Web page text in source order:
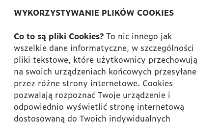
WYKORZYSTYWANIE PLIKÓW COOKIES
Co to są pliki Cookies? To nic innego jak
wszelkie dane informatyczne, w szczególności
pliki tekstowe, które użytkownicy przechowują
na swoich urządzeniach końcowych przesyłane
przez różne strony internetowe. Cookies
pozwalają rozpoznać Twoje urządzenie i
odpowiednio wyświetlić stronę internetową
dostosowaną do Twoich indywidualnych